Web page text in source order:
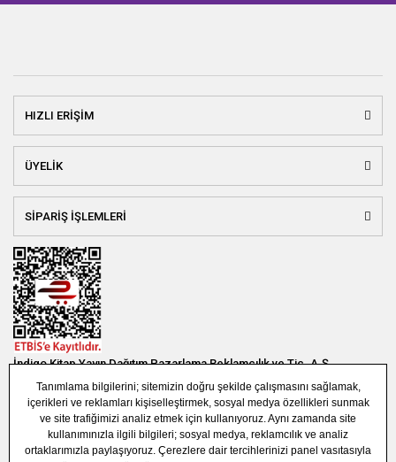
HIZLI ERİŞİM
ÜYELİK
SİPARİŞ İŞLEMLERİ
İndigo Kitap Yayın Dağıtım Pazarlama Reklamcılık ve Tic. A.Ş.
Bağlar Mah. 19. Sok. Bina No:1E 1. Bodrum Kat. Güneşli - Bağcılar /
İSTANBUL
(0850) 308 7304